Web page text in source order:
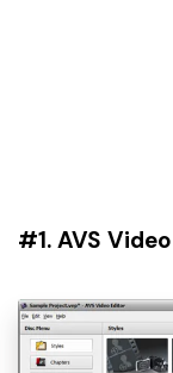
#1. AVS